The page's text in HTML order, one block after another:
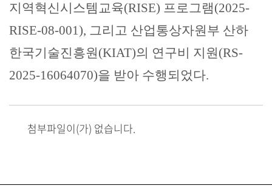
지역혁신시스템교육(RISE) 프로그램(2025-
RISE-08-001), 그리고 산업통상자원부 산하
한국기술진흥원(KIAT)의 연구비 지원(RS-
2025-16064070)을 받아 수행되었다.
첨부파일이(가) 없습니다.